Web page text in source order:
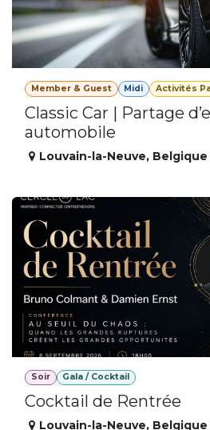
Member & Guest Midi Activités
Classic Car | Partage
automobile
Louvain-la-Neuve, Belgique
Soir Gala / Cocktail
Cocktail de Rentrée
Louvain-la-Neuve, Belgique